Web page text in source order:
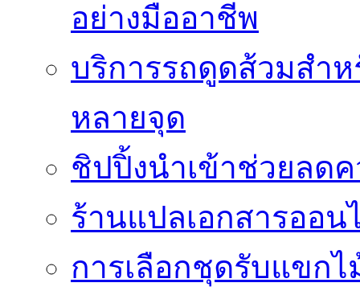
อย่างมืออาชีพ
บริการรถดูดส้วมสำ
หลายจุด
ชิปปิ้งนำเข้าช่วยลด
ร้านแปลเอกสารออน
การเลือกชุดรับแขก